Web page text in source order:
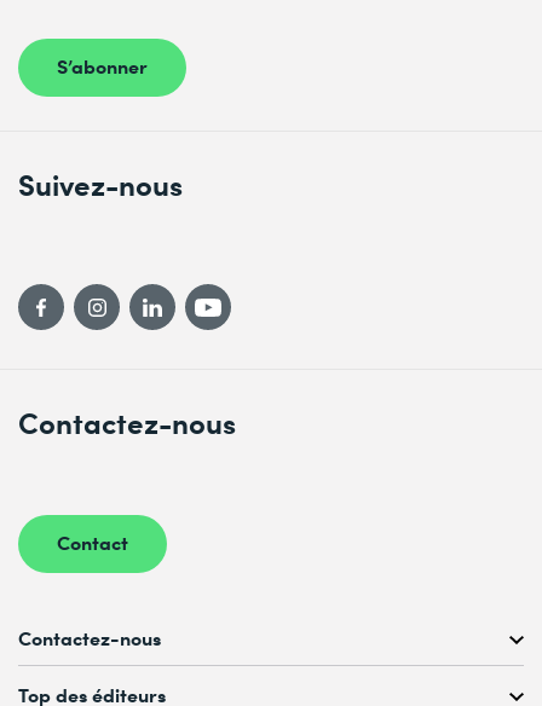
S’abonner
Contactez-nous
Contact
Suivez-nous
Contactez-nous
Conseil personnalisé au
Top des éditeurs